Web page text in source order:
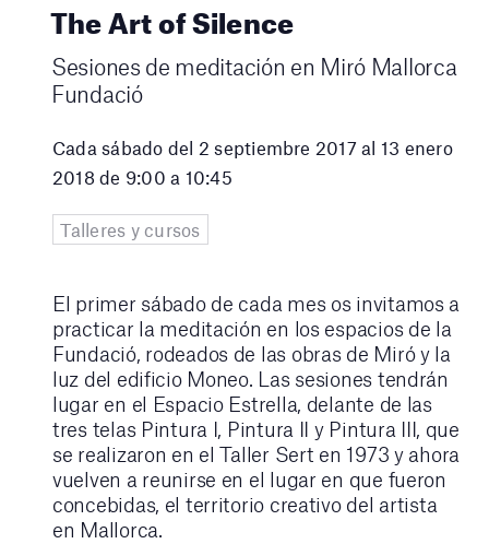
The Art of Silence
Sesiones de meditación en Miró Mallorca
Fundació
Cada sábado del 2 septiembre 2017 al 13 enero
2018 de 9:00 a 10:45
Talleres y cursos
El primer sábado de cada mes os invitamos a
practicar la meditación en los espacios de la
Fundació, rodeados de las obras de Miró y la
luz del edificio Moneo. Las sesiones tendrán
lugar en el Espacio Estrella, delante de las
tres telas Pintura I, Pintura II y Pintura III, que
se realizaron en el Taller Sert en 1973 y ahora
vuelven a reunirse en el lugar en que fueron
concebidas, el territorio creativo del artista
en Mallorca.